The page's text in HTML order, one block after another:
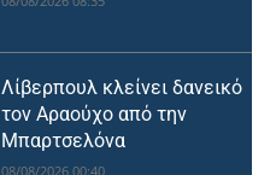
Λίβερπουλ κλείνει δανεικό
τον Αραούχο από την
Μπαρτσελόνα
08/08/2026 00:40